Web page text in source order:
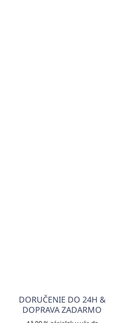
DORUČENIE DO 24H &
DOPRAVA ZADARMO